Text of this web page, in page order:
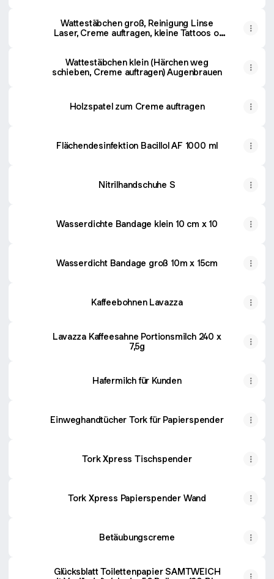
Wattestäbchen groß, Reinigung Linse
Laser, Creme auftragen, kleine Tattoos o.
Wattestäbchen klein (Härchen weg
schieben, Creme auftragen) Augenbrauen
Holzspatel zum Creme auftragen
Flächendesinfektion Bacillol AF 1000 ml
Nitrilhandschuhe S
Wasserdichte Bandage klein 10 cm x 10
Wasserdicht Bandage groß 10m x 15cm
Kaffeebohnen Lavazza
Lavazza Kaffeesahne Portionsmilch 240 x
7,5g
Hafermilch für Kunden
Einweghandtücher Tork für Papierspender
Tork Xpress Tischspender
Tork Xpress Papierspender Wand
Betäubungscreme
Glücksblatt Toilettenpapier SAMTWEICH